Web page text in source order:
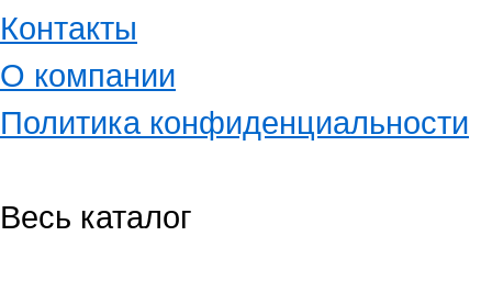
Контакты
О компании
Политика конфиденциальности
Весь каталог